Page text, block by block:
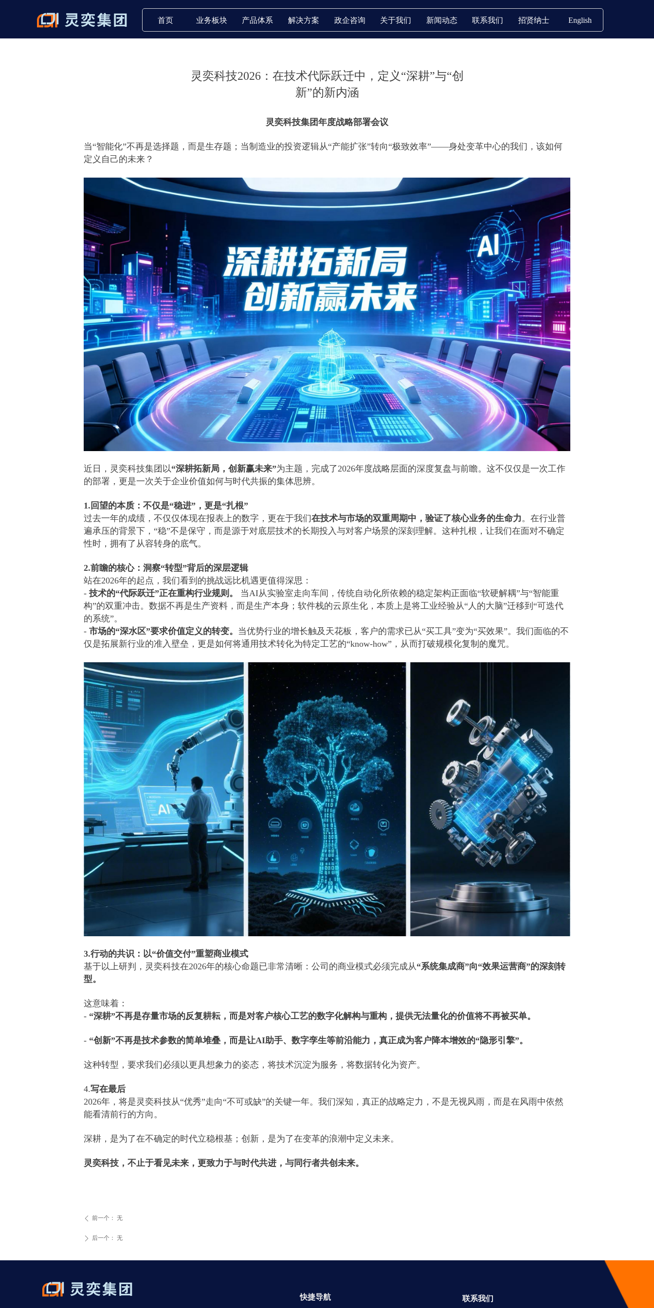
首页 业务板块 产品体系 解决方案 政企咨询 关于我们 新闻动态 联系我们 招贤纳士 English
灵奕科技2026：在技术代际跃迁中，定义“深耕”与“创
新”的新内涵
灵奕科技集团年度战略部署会议
当“智能化”不再是选择题，而是生存题；当制造业的投资逻辑从“产能扩张”转向“极致效率”——身处变革中心的我们，该如何
定义自己的未来？
近日，灵奕科技集团以“深耕拓新局，创新赢未来”为主题，完成了2026年度战略层面的深度复盘与前瞻。这不仅仅是一次工作
的部署，更是一次关于企业价值如何与时代共振的集体思辨。
1.回望的本质：不仅是“稳进”，更是“扎根”
过去一年的成绩，不仅仅体现在报表上的数字，更在于我们在技术与市场的双重周期中，验证了核心业务的生命力。在行业普
遍承压的背景下，“稳”不是保守，而是源于对底层技术的长期投入与对客户场景的深刻理解。这种扎根，让我们在面对不确定
性时，拥有了从容转身的底气。
2.前瞻的核心：洞察“转型”背后的深层逻辑
站在2026年的起点，我们看到的挑战远比机遇更值得深思：
- 技术的“代际跃迁”正在重构行业规则。
当AI从实验室走向车间，传统自动化所依赖的稳定架构正面临“软硬解耦”与“智能重
构”的双重冲击。数据不再是生产资料，而是生产本身；软件栈的云原生化，本质上是将工业经验从“人的大脑”迁移到“可迭代
的系统”。
- 市场的“深水区”要求价值定义的转变。 当优势行业的增长触及天花板，客户的需求已从“买工具”变为“买效果”。我们面临的不
仅是拓展新行业的准入壁垒，更是如何将通用技术转化为特定工艺的“know-how”，从而打破规模化复制的魔咒。
3.行动的共识：以“价值交付”重塑商业模式
基于以上研判，灵奕科技在2026年的核心命题已非常清晰：公司的商业模式必须完成从“系统集成商”向“效果运营商”的深刻转
型。
这意味着：
- “深耕”不再是存量市场的反复耕耘，而是对客户核心工艺的数字化解构与重构，提供无法量化的价值将不再被买单。
- “创新”不再是技术参数的简单堆叠，而是让AI助手、数字孪生等前沿能力，真正成为客户降本增效的“隐形引擎”。
这种转型，要求我们必须以更具想象力的姿态，将技术沉淀为服务，将数据转化为资产。
4.写在最后
2026年，将是灵奕科技从“优秀”走向“不可或缺”的关键一年。我们深知，真正的战略定力，不是无视风雨，而是在风雨中依然
能看清前行的方向。
深耕，是为了在不确定的时代立稳根基；创新，是为了在变革的浪潮中定义未来。
灵奕科技，不止于看见未来，更致力于与时代共进，与同行者共创未来。
ꄴ 前一个： 无
ꄲ 后一个： 无
快捷导航 联系我们